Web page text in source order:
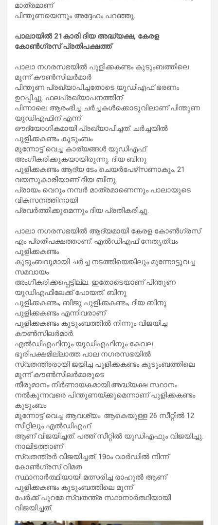
മാത്രമാണ്
പിന്തുണയെന്നും അദ്ദേഹം പറഞ്ഞു.
പാലായില്‍ 21കാരി ദിയ അദ്ധ്യക്ഷ, കേരള
കോണ്‍ഗ്രസ് പ്രതിപക്ഷത്ത്
പാലാ നഗരസഭയില്‍ പുളിക്കകണ്ടം കുടുംബത്തിലെ
മൂന്ന് കൗണ്‍സിലര്‍മാര്‍
പിന്തുണ പ്രഖ്യാപിച്ചതോടെ യുഡിഎഫ് ഭരണം
ഉറപ്പിച്ചു. ഫലപ്രഖ്യാപനത്തിന്
പിന്നാലെ ആരംഭിച്ച ചര്‍ച്ചകള്‍ക്കൊടുവിലാണ് പിന്തുണ
യുഡിഎഫിന് എന്ന്
ഔദ്യോഗികമായി പ്രഖ്യാപിച്ചത്. ചര്‍ച്ചയില്‍
പുളിക്കകണ്ടം കുടുംബം
മുന്നോട്ട് വെച്ച കാര്യങ്ങള്‍ യുഡിഎഫ്
അംഗീകരിക്കുകയായിരുന്നു. ദിയ ബിനു
പുളിക്കകണ്ടം ആദ്യ ടേം ചെയര്‍പേഴ്‌സണാകും. 21
വയസുകാരിയാണ് ദിയ ബിനു.
പ്രായം വെറും നമ്പര്‍ മാത്രമാണെന്നും പാലായുടെ
വികസനത്തിനായി
പ്രവര്‍ത്തിക്കുമെന്നും ദിയ പ്രതികരിച്ചു.
പാലാ നഗരസഭയില്‍ ആദ്യമായി കേരള കോണ്‍ഗ്രസ്
എം പ്രതിപക്ഷത്താണ്. എല്‍ഡിഎഫ് നേതൃത്വം
പുളിക്കകണ്ടം
കുടുംബവുമായി ചര്‍ച്ച നടത്തിയെങ്കിലും മുന്നോട്ടുവച്ച
സമവായം
അംഗീകരിക്കപ്പെട്ടില്ല. ഇതോടെയാണ് പിന്തുണ
യുഡിഎഫിലേക്ക് പോയത്. ബിനു
പുളിക്കകണ്ടം, ബിജു പുളിക്കകണ്ടം, ദിയ ബിനു
പുളിക്കകണ്ടം എന്നിവരാണ്
പുളിക്കകണ്ടം കുടുംബത്തില്‍ നിന്നും വിജയിച്ച
കൗണ്‍സിലര്‍മാര്‍.
എല്‍ഡിഎഫിനും യുഡിഎഫിനും കേവല
ഭൂരിപക്ഷമില്ലാത്ത പാല നഗരസഭയില്‍
സ്വതന്ത്രരായി ജയിച്ച പുളിക്കകണ്ടം കുടുംബത്തിലെ
മൂന്ന് കൗണ്‍സിലര്‍മാരുടെ
തീരുമാനം നിര്‍ണായകമായി.അദ്ധ്യക്ഷ സ്ഥാനം
നല്‍കുന്നവരെ പിന്തുണയ്ക്കുമെന്നാണ് പുളിക്കകണ്ടം
കുടുംബം
മുന്നോട്ട് വെച്ച ആവശ്യം. ആകെയുള്ള 26 സീറ്റില്‍ 12
സീറ്റിലും എല്‍ഡിഎഫ്
ആണ് വിജയിച്ചത്. പത്ത് സീറ്റില്‍ യുഡിഎഫും വിജയിച്ചു.
നാലിടത്താണ്
സ്വതന്ത്രര്‍ വിജയിച്ചത്. 19ാം വാര്‍ഡില്‍ നിന്ന്
കോണ്‍ഗ്രസ് വിമത
സ്ഥാനാര്‍ത്ഥിയായി മത്സരിച്ച രാഹുല്‍ ആണ്
പുളിക്കകണ്ടം കുടുംബത്തിലെ മൂന്ന്
പേര്‍ക്ക് പുറമേ സ്വതന്ത്ര സ്ഥാനാര്‍ത്ഥിയായി
വിജയിച്ചത്.